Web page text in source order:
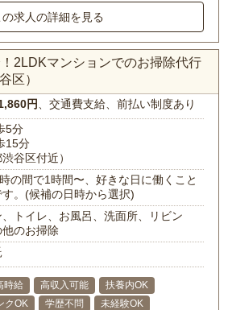
の求人の詳細を見る
2LDKマンションでのお掃除代行
区）
円 、交通費支給、前払い制度あり
5分
15分
渋谷区付近）
の間で1時間〜、好きな日に働くこと
。(候補の日時から選択)
、トイレ、お風呂、洗面所、リビン
のお掃除
時給 高収入可能
扶養内OK
クOK 学歴不問
未経験OK